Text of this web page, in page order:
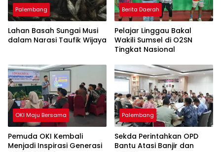
Palembang
Lahan Basah Sungai Musi
dalam Narasi Taufik Wijaya
Berita Daerah
Pelajar Linggau Bakal
Wakili Sumsel di O2SN
Tingkat Nasional
OKI Maju Bersama
Pemuda OKI Kembali
Menjadi Inspirasi Generasi
Palembang
Sekda Perintahkan OPD
Bantu Atasi Banjir dan